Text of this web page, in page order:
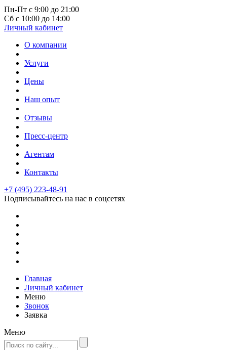
Пн-Пт с 9:00 до 21:00
Сб с 10:00 до 14:00
Личный кабинет
О компании
Услуги
Цены
Наш опыт
Отзывы
Пресс-центр
Агентам
Контакты
+7 (495) 223-48-91
Подписывайтесь на нас в соцсетях
Главная
Личный кабинет
Меню
Звонок
Заявка
Меню